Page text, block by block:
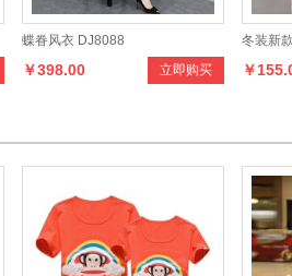
蝶眷风衣 DJ8088
立即购买
￥398.00
冬装新
￥